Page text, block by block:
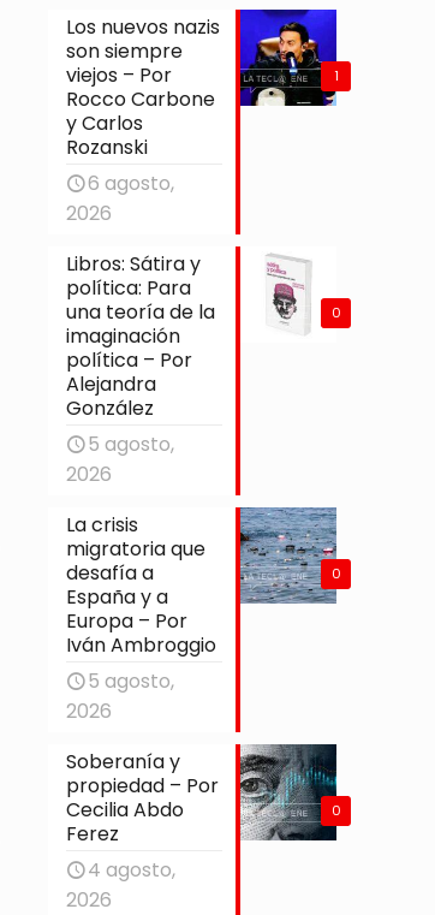
1
Los nuevos nazis
son siempre
viejos – Por
Rocco Carbone
y Carlos
Rozanski
6 agosto,
2026
0
Libros: Sátira y
política: Para
una teoría de la
imaginación
política – Por
Alejandra
González
5 agosto,
2026
0
La crisis
migratoria que
desafía a
España y a
Europa – Por
Iván Ambroggio
5 agosto,
2026
0
Soberanía y
propiedad – Por
Cecilia Abdo
Ferez
4 agosto,
2026